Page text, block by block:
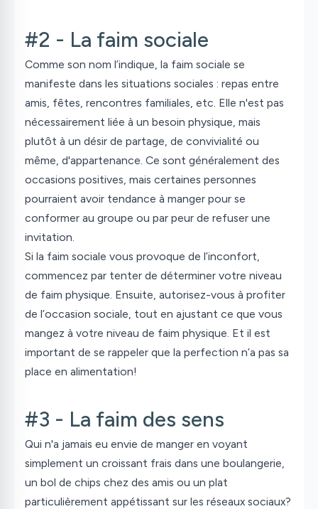
#2 - La faim sociale
Comme son nom l’indique, la faim sociale se
manifeste dans les situations sociales : repas entre
amis, fêtes, rencontres familiales, etc. Elle n'est pas
nécessairement liée à un besoin physique, mais
plutôt à un désir de partage, de convivialité ou
même, d'appartenance. Ce sont généralement des
occasions positives, mais certaines personnes
pourraient avoir tendance à manger pour se
conformer au groupe ou par peur de refuser une
invitation.
Si la faim sociale vous provoque de l’inconfort,
commencez par tenter de déterminer votre niveau
de faim physique. Ensuite, autorisez-vous à profiter
de l’occasion sociale, tout en ajustant ce que vous
mangez à votre niveau de faim physique. Et il est
important de se rappeler que la perfection n’a pas sa
place en alimentation!
#3 - La faim des sens
Qui n'a jamais eu envie de manger en voyant
simplement un croissant frais dans une boulangerie,
un bol de chips chez des amis ou un plat
particulièrement appétissant sur les réseaux sociaux?